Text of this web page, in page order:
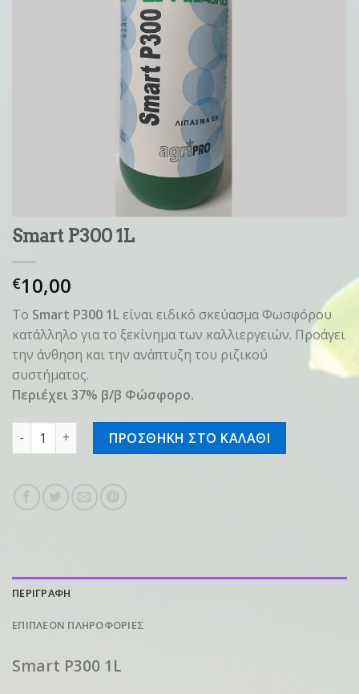
Smart P300 1L
€10,00
Το Smart P300 1L είναι ειδικό σκεύασμα Φωσφόρου
κατάλληλο για το ξεκίνηµα των καλλιεργειών. Προάγει
την άνθηση και την ανάπτυζη του ριζικού
συστήµατος.
Περιέχει 37% β/β Φώσφορο.
Smart P300 1L ποσότηταΠΡΟΣΘΗΚΗ ΣΤΟ ΚΑΛΑΘΙ
ΠΕΡΙΓΡΑΦΗ
ΕΠΙΠΛΕΟΝ ΠΛΗΡΟΦΟΡΙΕΣ
Smart P300 1L